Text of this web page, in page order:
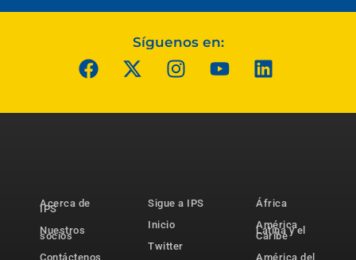
Síguenos en:
Acerca de
IPS
Nuestros
socios
Contáctenos
Sigue a IPS
Inicio
Twitter
África
América
Latina y el
Caribe
América del